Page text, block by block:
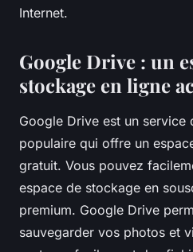
Internet.
Google Drive : un
stockage en ligne
Google Drive est un service
populaire qui offre un
gratuit. Vous pouvez
espace de stockage en
premium. Google Drive
sauvegarder vos photos et